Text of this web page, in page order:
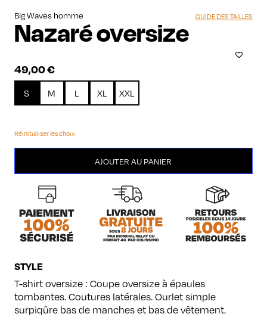
Big Waves homme
Nazaré oversize
49,00€
GUIDE DES TAILLES
S M L XL XXL
Réinitialiser les choix
oversize
AJOUTER AU PANIER
STYLE
T-shirt oversize : Coupe oversize à épaules
tombantes. Coutures latérales. Ourlet simple
surpiqûre bas de manches et bas de vêtement.